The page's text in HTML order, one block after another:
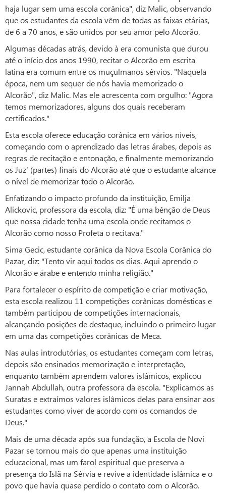
haja lugar sem uma escola corânica", diz Malic, observando
que os estudantes da escola vêm de todas as faixas etárias,
de 6 a 70 anos, e são unidos por seu amor pelo Alcorão.
Algumas décadas atrás, devido à era comunista que durou
até o início dos anos 1990, recitar o Alcorão em escrita
latina era comum entre os muçulmanos sérvios. "Naquela
época, nem um sequer de nós havia memorizado o
Alcorão", diz Malic. Mas ele acrescenta com orgulho: "Agora
temos memorizadores, alguns dos quais receberam
certificados."
Esta escola oferece educação corânica em vários níveis,
começando com o aprendizado das letras árabes, depois as
regras de recitação e entonação, e finalmente memorizando
os Juz' (partes) finais do Alcorão até que o estudante alcance
o nível de memorizar todo o Alcorão.
Enfatizando o impacto profundo da instituição, Emilja
Alickovic, professora da escola, diz: "É uma bênção de Deus
que nossa cidade tenha uma escola onde recitamos o
Alcorão como nosso Profeta o recitava."
Sima Gecic, estudante corânica da Nova Escola Corânica do
Pazar, diz: "Tento vir aqui todos os dias. Aqui aprendo o
Alcorão e árabe e entendo minha religião."
Para fortalecer o espírito de competição e criar motivação,
esta escola realizou 11 competições corânicas domésticas e
também participou de competições internacionais,
alcançando posições de destaque, incluindo o primeiro lugar
em uma das competições corânicas de Meca.
Nas aulas introdutórias, os estudantes começam com letras,
depois são ensinados memorização e interpretação,
enquanto também aprendem valores islâmicos, explicou
Jannah Abdullah, outra professora da escola. "Explicamos as
Suratas e extraímos valores islâmicos delas para ensinar aos
estudantes como viver de acordo com os comandos de
Deus."
Mais de uma década após sua fundação, a Escola de Novi
Pazar se tornou mais do que apenas uma instituição
educacional, mas um farol espiritual que preserva a
presença do Islã na Sérvia e revive a identidade islâmica e o
povo que havia quase perdido o contato com o Alcorão.